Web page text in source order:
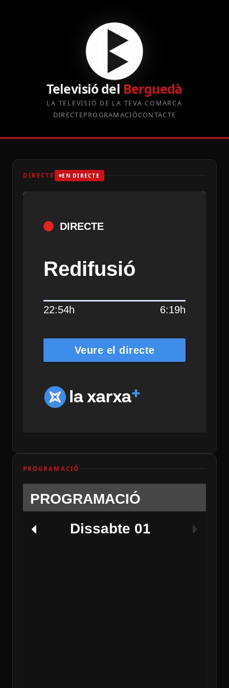
Televisió del Berguedà
LA TELEVISIÓ DE LA TEVA COMARCA
DIRECTEPROGRAMACIÓCONTACTE
DIRECTE EN DIRECTE
DIRECTE
Redifusió
22:54h 6:19h
Veure el directe
PROGRAMACIÓ
PROGRAMACIÓ
Dissabte 01